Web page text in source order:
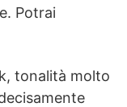
Potrai
tonalità molto